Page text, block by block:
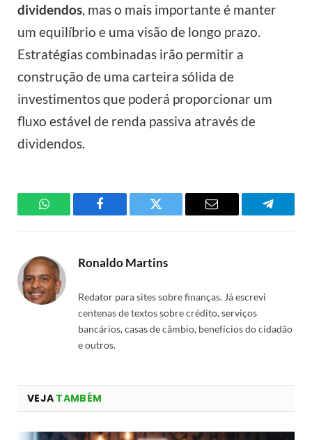
dividendos , mas o mais importante é manter
um equilíbrio e uma visão de longo prazo.
Estratégias combinadas irão permitir a
construção de uma carteira sólida de
investimentos que poderá proporcionar um
fluxo estável de renda passiva através de
dividendos.
WhatsAppFacebook Twitter Email
Ronaldo Martins
Redator para sites sobre finanças. Já escrevi
centenas de textos sobre crédito, serviços
bancários, casas de câmbio, benefícios do cidadão
e outros.
VEJA TAMBÉM